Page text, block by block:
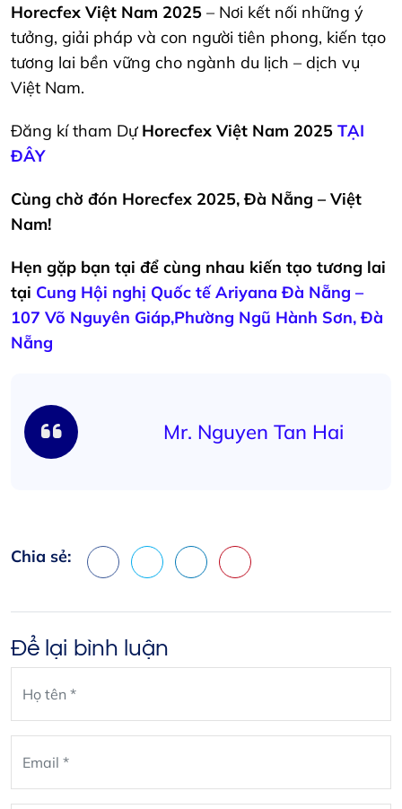
Horecfex Việt Nam 2025 – Nơi kết nối những ý
tưởng, giải pháp và con người tiên phong, kiến tạo
tương lai bền vững cho ngành du lịch – dịch vụ
Việt Nam.
Đăng kí tham Dự Horecfex Việt Nam 2025 TẠI
ĐÂY
Cùng chờ đón Horecfex 2025, Đà Nẵng – Việt
Nam!
Hẹn gặp bạn tại để cùng nhau kiến tạo tương lai
tại Cung Hội nghị Quốc tế Ariyana Đà Nẵng –
107 Võ Nguyên Giáp,Phường Ngũ Hành Sơn, Đà
Nẵng
Mr. Nguyen Tan Hai
Chia sẻ:
Facebook
X LinkedInPinterest
Để lại bình luận
blank